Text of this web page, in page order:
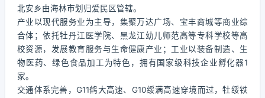
北安乡由海林市划归爱民区管辖。
产业以现代服务业为主导，集聚万达广场、宝丰商城等商业综
合体；依托牡丹江医学院、黑龙江幼儿师范高等专科学校等高
校资源，发展教育服务与生命健康产业；工业以装备制造、生
物医药、绿色食品加工为特色，拥有国家级科技企业孵化器1
家。
交通体系完善，G11鹤大高速、G10绥满高速穿境而过，牡绥铁